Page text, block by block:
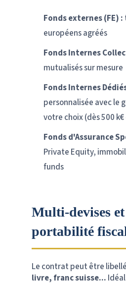
Fonds externes (FE) :
européens agréés
Fonds Internes
mutualisés sur mesure
Fonds Internes
personnalisée avec le
votre choix (dès 500 k€
Fonds d'Assurance
Private Equity,
funds
Multi-devises et
portabilité
Le contrat peut être
livre, franc suisse...